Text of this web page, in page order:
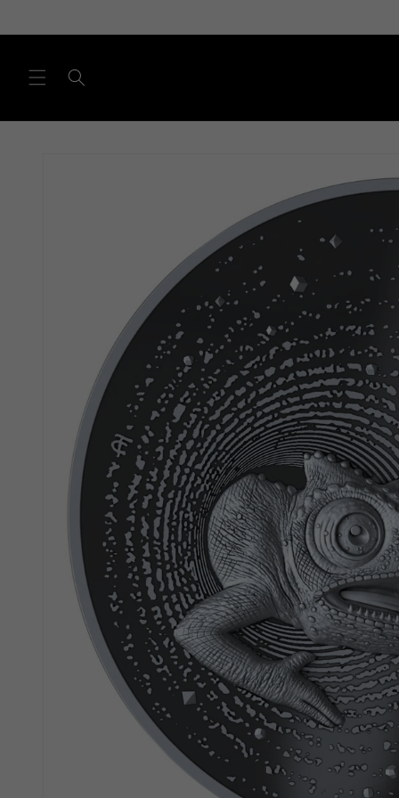
Inhalt